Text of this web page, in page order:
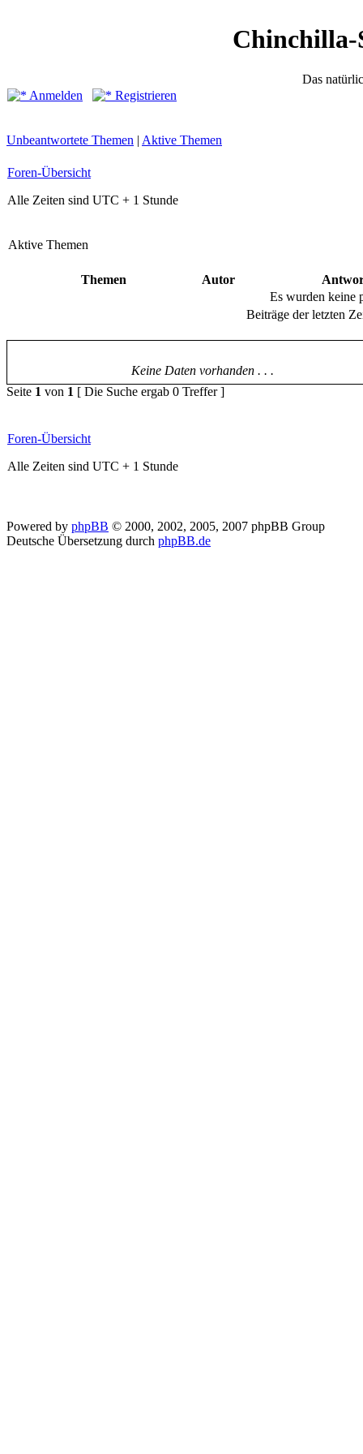
Chinchilla-
Das
Anmelden
Registrieren
Unbeantwortete Themen | Aktive Themen
Foren-Übersicht
Alle Zeiten sind UTC + 1 Stunde
Aktive Themen
Themen Autor
Es wurden keine
Beiträge der letzten
Keine Daten vorhanden . . .
Seite 1 von 1 [ Die Suche ergab 0 Treffer ]
Foren-Übersicht
Alle Zeiten sind UTC + 1 Stunde
Powered by phpBB © 2000, 2002, 2005, 2007 phpBB Group
Deutsche Übersetzung durch phpBB.de